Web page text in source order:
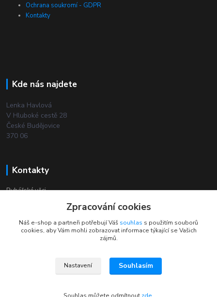
Ochrana soukromí - GDPR
Kontakty
Kde nás najdete
Lenka Havlová
V Hluboké cestě 28
České Budějovice
370 06
Kontakty
Rybářské věci
+420 732 380 844
(Po-Pá, 8-18 hod.)
2024 © Rybarske-veci.cz Všechna práva vyhrazena
Zpracování cookies
Náš e-shop a partneři potřebují Váš souhlas s použitím souborů
cookies, aby Vám mohli zobrazovat informace týkající se Vašich
zájmů.
Nastavení Souhlasím